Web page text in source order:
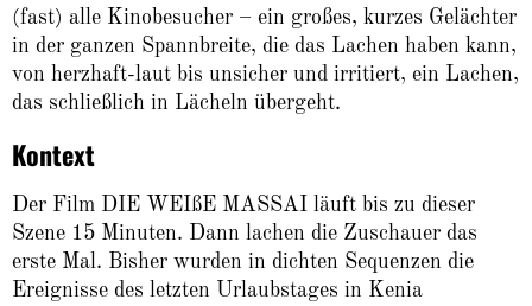
(fast) alle Kinobesucher – ein großes, kurzes Gelächter
in der ganzen Spann­breite, die das Lachen haben kann,
von herzhaft-laut bis unsicher und irritiert, ein La­chen,
das schließlich in Lächeln übergeht.
Kontext
Der Film DIE WEIßE MASSAI läuft bis zu dieser
Szene 15 Minuten. Dann lachen die Zuschauer das
erste Mal. Bisher wurden in dichten Sequen­zen die
Ereignisse des letzten Urlaubstages in Kenia